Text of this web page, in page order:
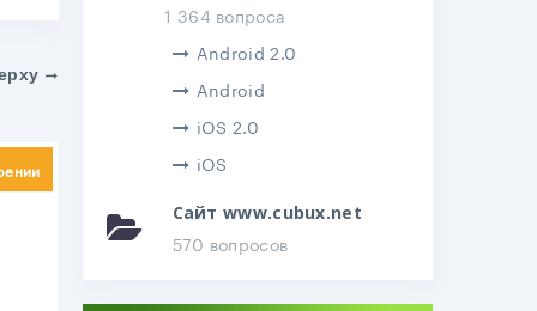
1 364 вопроса
Android 2.0
Android
iOS 2.0
iOS
Сайт www.cubux.net
570 вопросов